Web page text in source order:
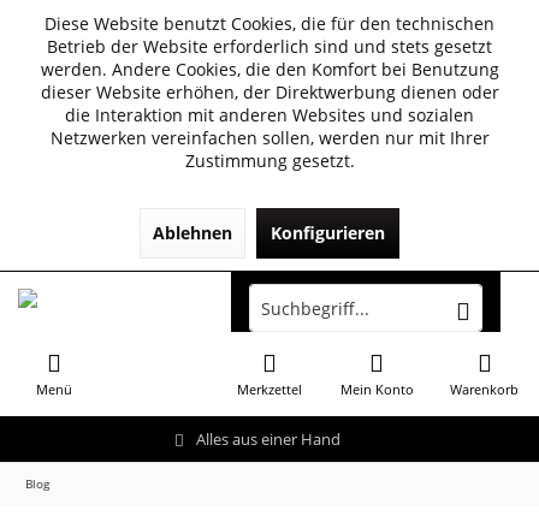
Diese Website benutzt Cookies, die für den technischen
Betrieb der Website erforderlich sind und stets gesetzt
werden. Andere Cookies, die den Komfort bei Benutzung
dieser Website erhöhen, der Direktwerbung dienen oder
die Interaktion mit anderen Websites und sozialen
Netzwerken vereinfachen sollen, werden nur mit Ihrer
Zustimmung gesetzt.
Ablehnen Konfigurieren
Alles aus einer Hand
Menü Warenkorb
Merkzettel Mein Konto
Blog